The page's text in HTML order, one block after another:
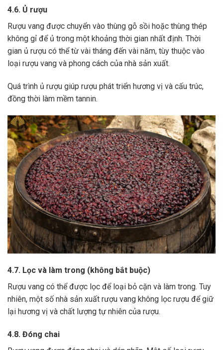
4.6. Ủ rượu
Rượu vang được chuyển vào thùng gỗ sồi hoặc thùng thép
không gỉ để ủ trong một khoảng thời gian nhất định. Thời
gian ủ rượu có thể từ vài tháng đến vài năm, tùy thuộc vào
loại rượu vang và phong cách của nhà sản xuất.
Quá trình ủ rượu giúp rượu phát triển hương vị và cấu trúc,
đồng thời làm mềm tannin.
4.7. Lọc và làm trong (không bắt buộc)
Rượu vang có thể được lọc để loại bỏ cặn và làm trong. Tuy
nhiên, một số nhà sản xuất rượu vang không lọc rượu để giữ
lại hương vị và chất lượng tự nhiên của rượu.
4.8. Đóng chai